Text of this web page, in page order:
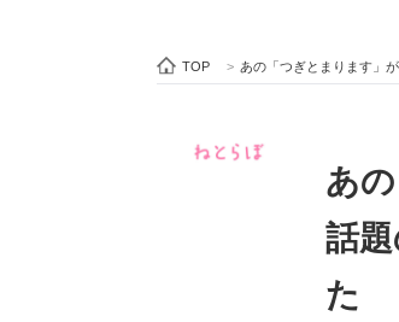
ITエンジニア向け専門サイト
TOP > あの「つぎとまります」
あ
話
た